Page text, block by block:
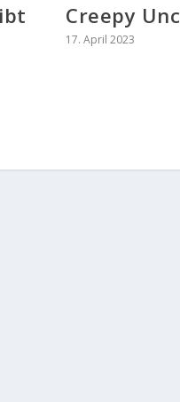
Creepy
17. April 2023